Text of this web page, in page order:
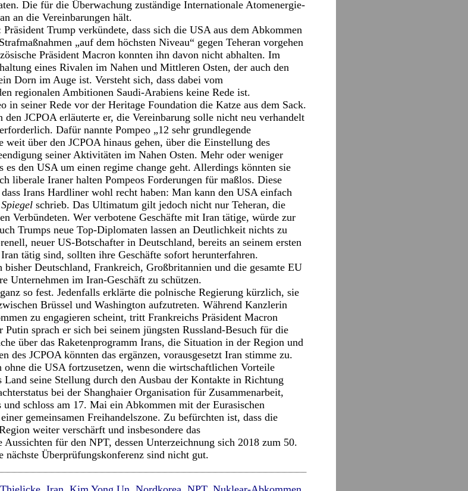
Die für die Überwachung zuständige Internationale Atomenergie-
an die Vereinbarungen hält.
Trump verkündete, dass sich die USA aus dem Abkommen
„auf dem höchsten Niveau“ gegen Teheran vorgehen
Präsident Macron konnten ihn davon nicht abhalten. Im
eines Rivalen im Nahen und Mittleren Osten, der auch den
Dorn im Auge ist. Versteht sich, dass dabei vom
regionalen Ambitionen Saudi-Arabiens keine Rede ist.
seiner Rede vor der Heritage Foundation die Katze aus dem Sack.
den JCPOA erläuterte er, die Vereinbarung solle nicht neu verhandelt
Dafür nannte Pompeo „12 sehr grundlegende
über den JCPOA hinaus gehen, über die Einstellung des
seiner Aktivitäten im Nahen Osten. Mehr oder weniger
es den USA um einen regime change geht. Allerdings könnten sie
liberale Iraner halten Pompeos Forderungen für maßlos. Diese
Irans Hardliner wohl recht haben: Man kann den USA einfach
Spiegel schrieb. Das Ultimatum gilt jedoch nicht nur Teheran, die
Verbündeten. Wer verbotene Geschäfte mit Iran tätige, würde zur
Trumps neue Top-Diplomaten lassen an Deutlichkeit nichts zu
neuer US-Botschafter in Deutschland, bereits an seinem ersten
tätig sind, sollten ihre Geschäfte sofort herunterfahren.
bisher Deutschland, Frankreich, Großbritannien und die gesamte EU
Unternehmen im Iran-Geschäft zu schützen.
so fest. Jedenfalls erklärte die polnische Regierung kürzlich, sie
Brüssel und Washington aufzutreten. Während Kanzlerin
zu engagieren scheint, tritt Frankreichs Präsident Macron
sprach er sich bei seinem jüngsten Russland-Besuch für die
über das Raketenprogramm Irans, die Situation in der Region und
des JCPOA könnten das ergänzen, vorausgesetzt Iran stimme zu.
ohne die USA fortzusetzen, wenn die wirtschaftlichen Vorteile
seine Stellung durch den Ausbau der Kontakte in Richtung
bei der Shanghaier Organisation für Zusammenarbeit,
schloss am 17. Mai ein Abkommen mit der Eurasischen
gemeinsamen Freihandelszone. Zu befürchten ist, dass die
weiter verschärft und insbesondere das
für den NPT, dessen Unterzeichnung sich 2018 zum 50.
Überprüfungskonferenz sind nicht gut.